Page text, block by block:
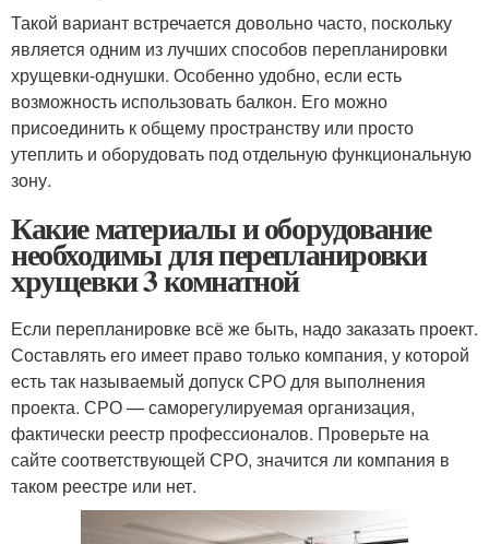
Такой вариант встречается довольно часто, поскольку
является одним из лучших способов перепланировки
хрущевки-однушки. Особенно удобно, если есть
возможность использовать балкон. Его можно
присоединить к общему пространству или просто
утеплить и оборудовать под отдельную функциональную
зону.
Какие материалы и оборудование
необходимы для перепланировки
хрущевки 3 комнатной
Если перепланировке всё же быть, надо заказать проект.
Составлять его имеет право только компания, у которой
есть так называемый допуск СРО для выполнения
проекта. СРО — саморегулируемая организация,
фактически реестр профессионалов. Проверьте на
сайте соответствующей СРО, значится ли компания в
таком реестре или нет.